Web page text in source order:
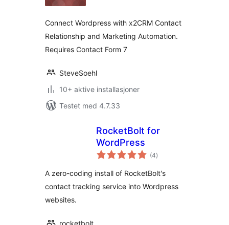
Connect Wordpress with x2CRM Contact
Relationship and Marketing Automation.
Requires Contact Form 7
SteveSoehl
10+ aktive installasjoner
Testet med 4.7.33
RocketBolt for
WordPress
(4totale
vurderinger
)
A zero-coding install of RocketBolt's
contact tracking service into Wordpress
websites.
rocketbolt